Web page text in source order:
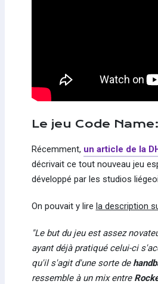
Le jeu Code
Récemment, un article de la
décrivait ce tout nouveau jeu
développé par les studios
On pouvait y lire la description
"Le but du jeu est assez
ayant déjà pratiqué celui-ci
qu'il s'agit d'une sorte de
ressemble à un mix entre